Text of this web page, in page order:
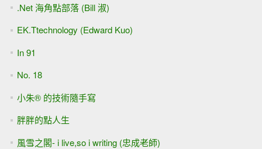
.Net 海角點部落 (Bill 淑)
EK.Ttechnology (Edward Kuo)
In 91
No. 18
小朱® 的技術隨手寫
胖胖的點人生
風雪之閣- i live,so i writing (忠成老師)